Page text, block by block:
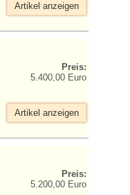
Artikel anzeigen
Preis:
5.400,00 Euro
Artikel anzeigen
Preis:
5.200,00 Euro